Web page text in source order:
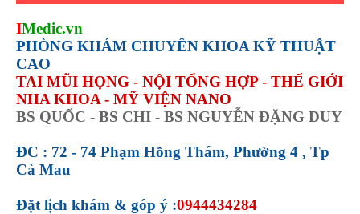
IMedic.vn
PHÒNG KHÁM CHUYÊN KHOA KỸ THUẬT
CAO
TAI MŨI HỌNG - NỘI TỔNG HỢP - THẾ GIỚI
NHA KHOA - MỸ VIỆN NANO
BS QUỐC - BS CHI - BS NGUYỄN ĐẶNG DUY
ĐC : 72 - 74 Phạm Hồng Thám, Phường 4 , Tp
Cà Mau
Đặt lịch khám & góp ý :0944434284